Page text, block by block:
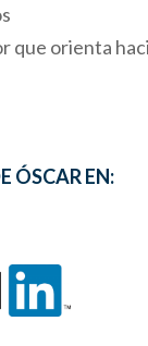
que orienta
ÓSCAR EN: